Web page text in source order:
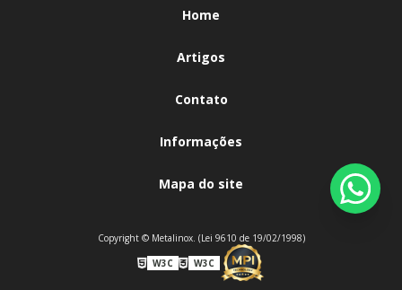
Home
Artigos
Contato
Informações
Mapa do site
Copyright © Metalinox. (Lei 9610 de 19/02/1998)
W3C
W3C